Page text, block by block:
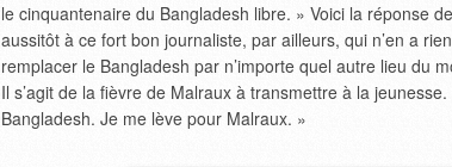
le cinquantenaire du Bangladesh libre. » Voici la réponse
aussitôt à ce fort bon journaliste, par ailleurs, qui n’en a
remplacer le Bangladesh par n’importe quel autre lieu du
Il s’agit de la fièvre de Malraux à transmettre à la
Bangladesh. Je me lève pour Malraux. »